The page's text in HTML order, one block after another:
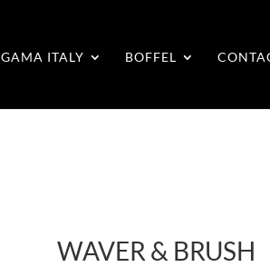
GAMA ITALY BOFFEL
WAVER & BRUSH